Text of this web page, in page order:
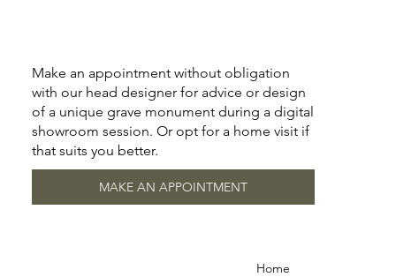
Home
Make an appointment without obligation
with our head designer for advice or design
of a unique grave monument during a digital
showroom session. Or opt for a home visit if
that suits you better.
MAKE AN APPOINTMENT